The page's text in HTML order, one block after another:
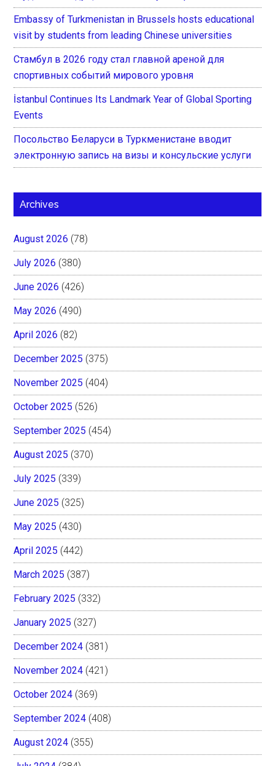
Embassy of Turkmenistan in Brussels hosts educational
visit by students from leading Chinese universities
Стамбул в 2026 году стал главной ареной для
спортивных событий мирового уровня
İstanbul Continues Its Landmark Year of Global Sporting
Events
Посольство Беларуси в Туркменистане вводит
электронную запись на визы и консульские услуги
Archives
August 2026 (78)
July 2026 (380)
June 2026 (426)
May 2026 (490)
April 2026 (82)
December 2025 (375)
November 2025 (404)
October 2025 (526)
September 2025 (454)
August 2025 (370)
July 2025 (339)
June 2025 (325)
May 2025 (430)
April 2025 (442)
March 2025 (387)
February 2025 (332)
January 2025 (327)
December 2024 (381)
November 2024 (421)
October 2024 (369)
September 2024 (408)
August 2024 (355)